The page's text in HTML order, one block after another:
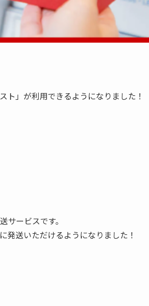
」が利用できるようになりました！
ービスです。
送いただけるようになりました！